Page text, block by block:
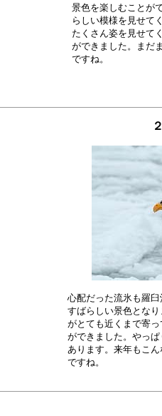
景色を楽しむことが
らしい模様を見せて
たくさん姿を見せて
ができました。まだ
心配だった流氷も羅
すばらしい景色とな
がとても近くまで寄
ができました。やっ
あります。来年もこ
で